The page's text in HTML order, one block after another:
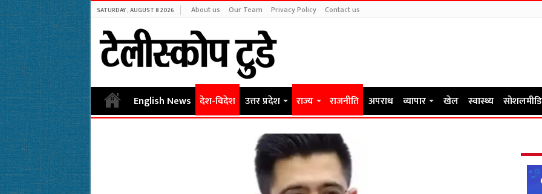
SATURDAY , AUGUST 8 2026 About us Our Team Privacy Policy Contact us
English News देश-विदेश उत्तर प्रदेश राज्य राजनीति अपराध व्यापार खेल स्वास्थ्य